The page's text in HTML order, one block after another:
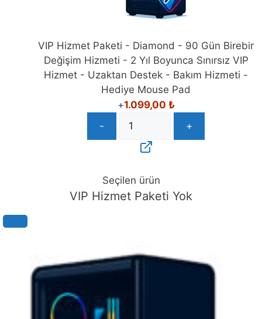
VIP Hizmet Paketi - Diamond - 90 Gün Birebir
Değişim Hizmeti - 2 Yıl Boyunca Sınırsız VIP
Hizmet - Uzaktan Destek - Bakım Hizmeti -
Hediye Mouse Pad
+1.099,00 ₺
-
+
Seçilen ürün
VIP Hizmet Paketi Yok